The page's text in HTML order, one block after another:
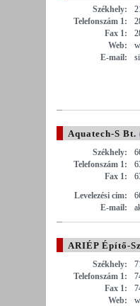
Székhely:
Telefonszám 1:
Fax 1:
Web:
E-mail:
Aquatech-S Bt.
Székhely:
Telefonszám 1:
Fax 1:
Levelezési cím:
E-mail:
ARIÉP Építő-
Székhely:
Telefonszám 1:
Fax 1:
Web: